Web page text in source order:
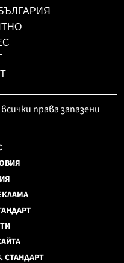
права запазени
СТАНДАРТ